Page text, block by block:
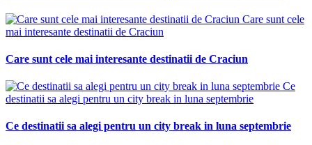
Care sunt cele
mai interesante destinatii de Craciun
Care sunt cele mai interesante destinatii de Craciun
Ce
destinatii sa alegi pentru un city break in luna septembrie
Ce destinatii sa alegi pentru un city break in luna septembrie